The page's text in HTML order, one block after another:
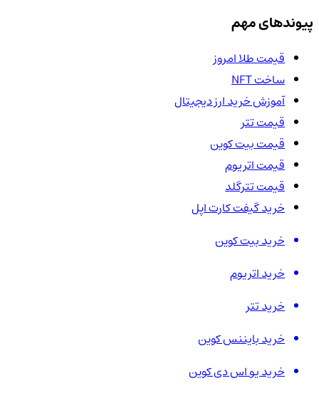
پیوندهای مهم
قیمت طلا امروز
ساخت NFT
آموزش خرید ارز دیجیتال
قیمت تتر
قیمت بیت کوین
قیمت اتریوم
قیمت تترگلد
خرید گیفت کارت اپل
خرید بیت کوین
خرید اتریوم
خرید تتر
خرید بایننس کوین
خرید یو اس دی کوین